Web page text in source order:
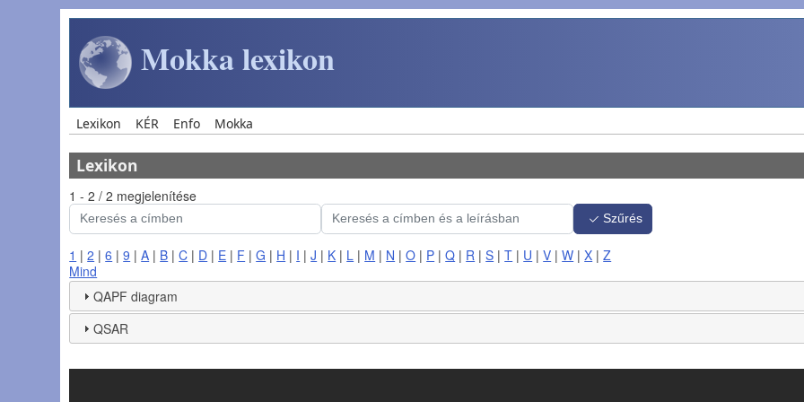
Ugrás a tartalomra
Mokka lexikon
Main navigation
Lexikon KÉR Enfo Mokka
Lexikon
1 - 2 / 2 megjelenítése
Szűrés
1 |2 |6 |9 |A | B |C | D | E | F |G | H | I |J | K | L | M | N |O | P |Q | R |S |T | U |V |W |X |Z
Mind
QAPF diagram
QSAR